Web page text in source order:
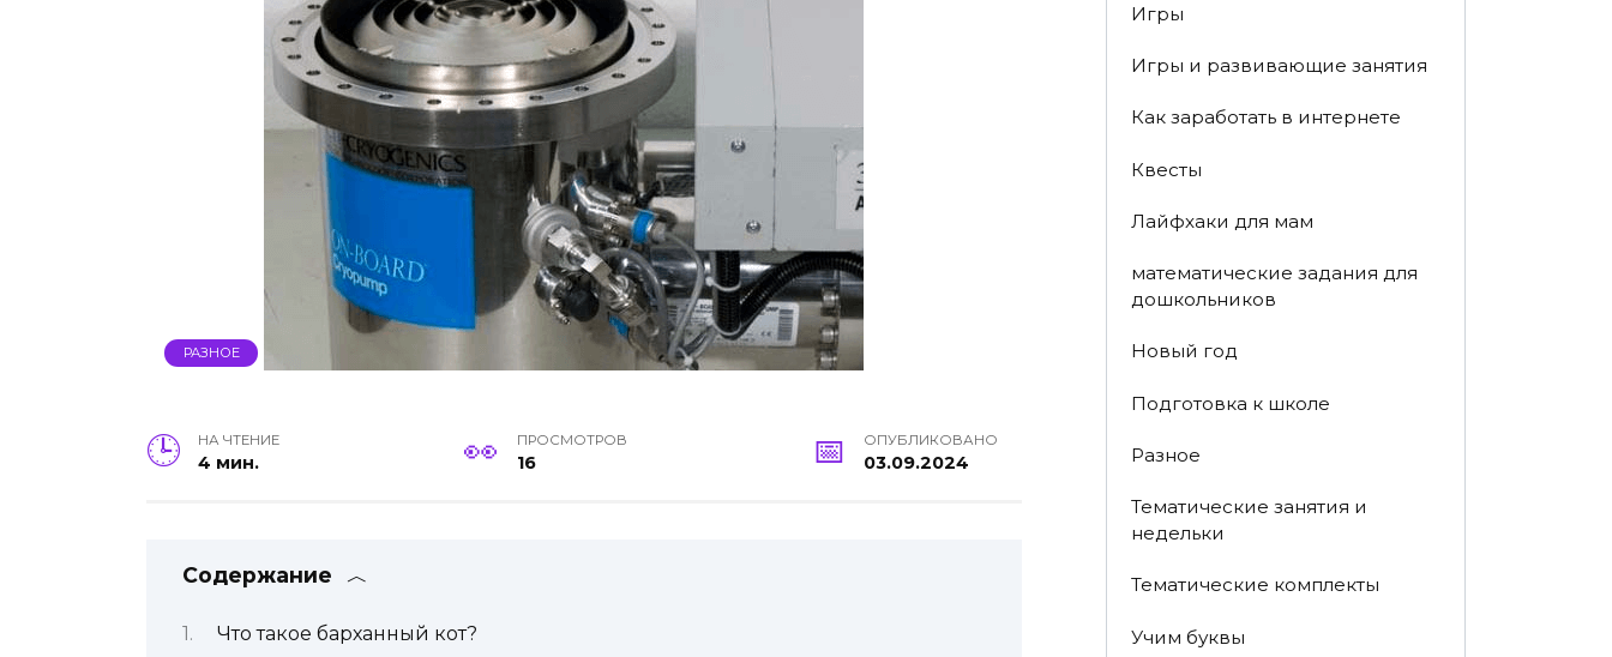
РАЗНОЕ
НА ЧТЕНИЕ
4 мин.
ПРОСМОТРОВ
16
ОПУБЛИКОВАНО
03.09.2024
Содержание
Что такое барханный кот?
Игры
Игры и развивающие занятия
Как заработать в интернете
Квесты
Лайфхаки для мам
математические задания для
дошкольников
Новый год
Подготовка к школе
Разное
Тематические занятия и
недельки
Тематические комплекты
Учим буквы